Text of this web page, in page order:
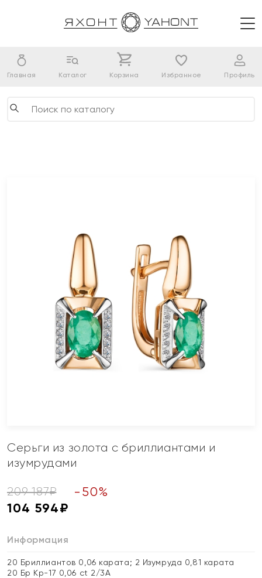
Главная Каталог Корзина Избранное Профиль
Серьги из золота с бриллиантами и
изумрудами
209 187₽ - 50%
104 594₽
Информация
20 Бриллиантов 0,06 карата; 2 Изумруда 0,81 карата
20 Бр Кр-17 0,06 ct 2/3А